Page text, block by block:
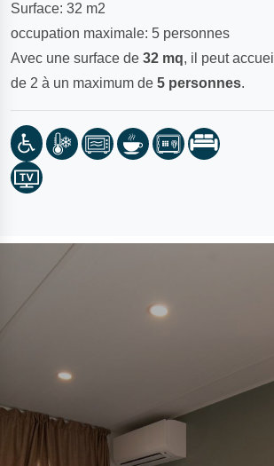
Surface: 32 m2
occupation maximale: 5 personnes
Avec une surface de 32 mq, il peut
de 2 à un maximum de 5 personnes.